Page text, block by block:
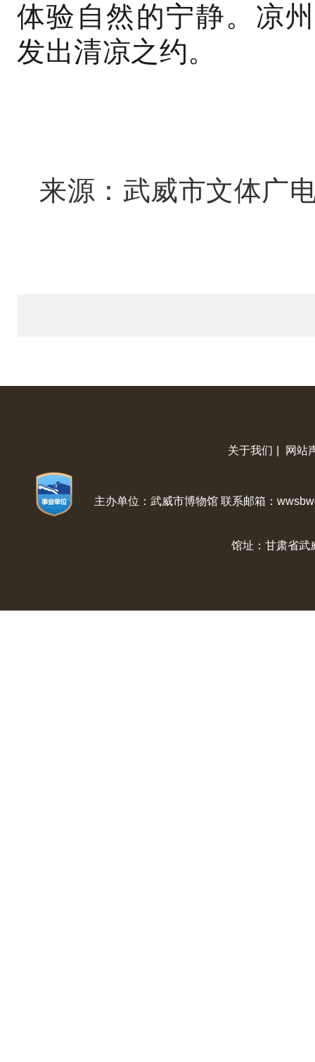
体验自然的宁静。凉
发出清凉之约。
来源：武威市文体广
关于我们 网站
主办单位：武威市博物馆 联系邮箱：
馆址：甘肃省武